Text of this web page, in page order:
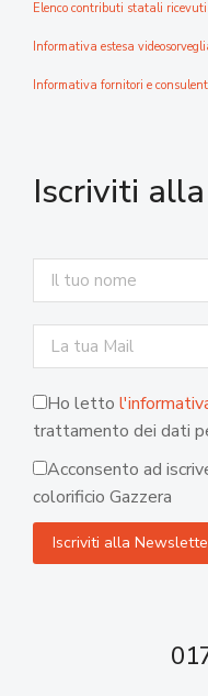
Elenco contributi statali ricevuti
Informativa estesa
Informativa fornitori e
Iscriviti
Ho letto
trattamento dei dati
Acconsento ad
colorificio Gazzera